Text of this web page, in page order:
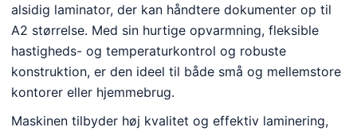
alsidig laminator, der kan håndtere dokumenter op til
A2 størrelse. Med sin hurtige opvarmning, fleksible
hastigheds- og temperaturkontrol og robuste
konstruktion, er den ideel til både små og mellemstore
kontorer eller hjemmebrug.
Maskinen tilbyder høj kvalitet og effektiv laminering,